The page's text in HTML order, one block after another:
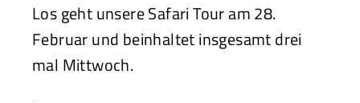
Los geht unsere Safari Tour am 28.
Februar und beinhaltet insgesamt drei
mal Mittwoch.